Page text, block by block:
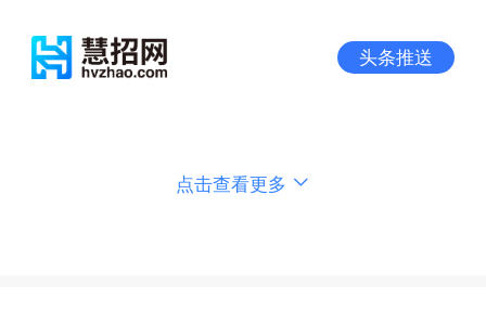
头条推送
点击查看更多